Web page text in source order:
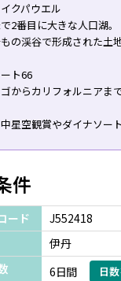
クパウエル
2番目に大きな人口湖。
の渓谷で形成された土
ト66
からカリフォルニアま
星空観賞やダイナソー
件
ード
J552418
伊丹
6日間 日